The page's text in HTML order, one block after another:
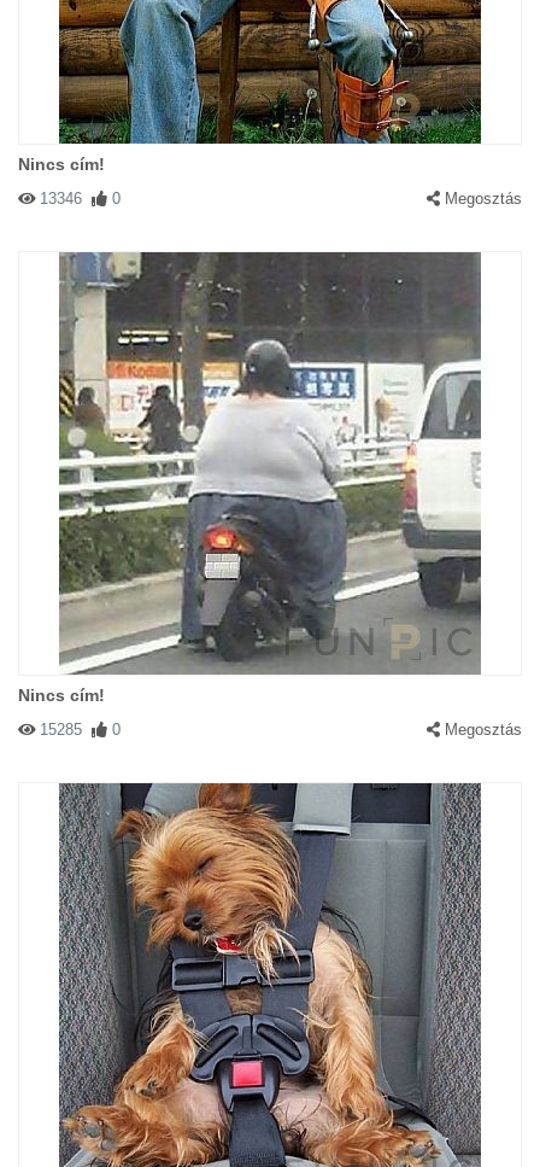
Nincs cím!
13346 0 Megosztás
Nincs cím!
15285 0 Megosztás